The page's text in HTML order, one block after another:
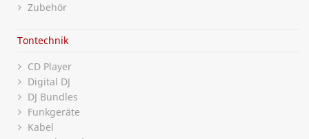
Zubehör
Tontechnik
CD Player
Digital DJ
DJ Bundles
Funkgeräte
Kabel